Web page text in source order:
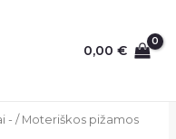
0,00€
- / Moteriškos pižamos